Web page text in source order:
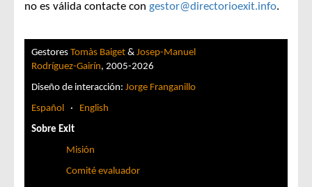
no es válida contacte con gestor@directorioexit.info.
Gestores Tomàs Baiget & Josep-Manuel
Rodríguez-Gairín, 2005-2026
Diseño de interacción: Jorge Franganillo
Español · English
Sobre Exit
Misión
Comité evaluador